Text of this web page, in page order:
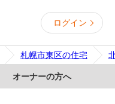
ログイン
札幌市東区の住宅
オーナーの方へ